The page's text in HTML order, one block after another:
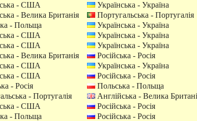
- США
Українська - Україна
- Велика Британія
Португальська - Португалія
- Польща
Українська - Україна
- США
Українська - Україна
- США
Українська - Україна
- Велика Британія
Російська - Росія
- США
Українська - Україна
- США
Російська - Росія
- Росія
Польська - Польща
- Португалія
Англійська - Велика
- США
Російська - Росія
- Польща
Російська - Росія